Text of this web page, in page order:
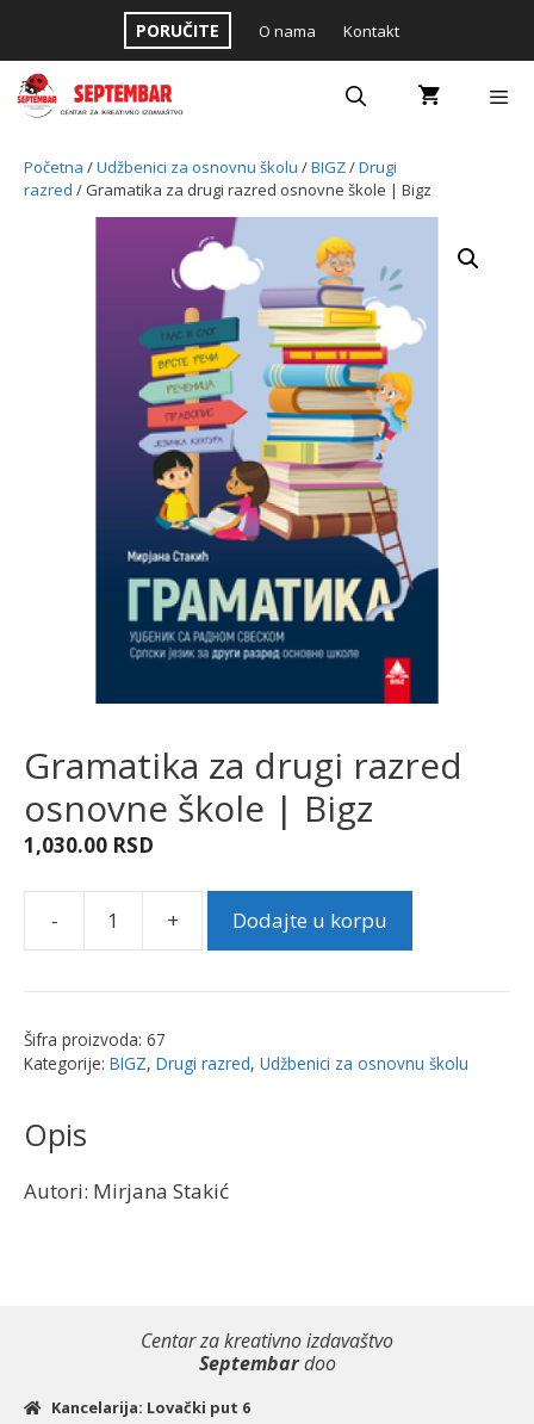
content
PORUČITE O nama Kontakt
Početna /Udžbenici za osnovnu školu /BIGZ/Drugi
razred / Gramatika za drugi razred osnovne škole | Bigz
Gramatika za drugi razred
osnovne škole | Bigz
1,030.00 RSD
-
Gramatika
drugi
osnovne
+ Dodajte u korpu
Šifra proizvoda: 67
Kategorije: BIGZ, Drugi razred, Udžbenici za osnovnu školu
Opis
Autori: Mirjana Stakić
Centar za kreativno izdavaštvo
Septembardoo
Kancelarija: Lovački put 6